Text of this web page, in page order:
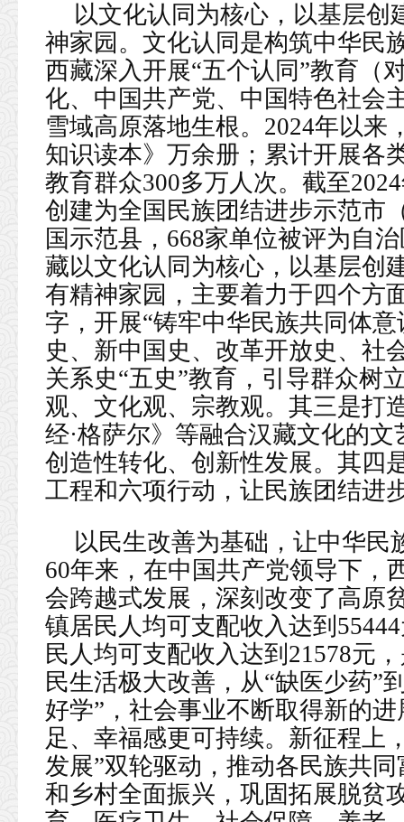
以文化认同为核心，以基层创
神家园。文化认同是构筑中华民
西藏深入开展“五个认同”教育（
化、中国共产党、中国特色社会
雪域高原落地生根。2024年以来
知识读本》万余册；累计开展各
教育群众300多万人次。截至
创建为全国民族团结进步示范市
国示范县，668家单位被评为自
藏以文化认同为核心，以基层创
有精神家园，主要着力于四个方
字，开展“铸牢中华民族共同体
史、新中国史、改革开放史、社
关系史“五史”教育，引导群众树
观、文化观、宗教观。其三是打
经·格萨尔》等融合汉藏文化的
创造性转化、创新性发展。其四
工程和六项行动，让民族团结进
以民生改善为基础，让中华民
60年来，在中国共产党领导下，
会跨越式发展，深刻改变了高原
镇居民人均可支配收入达到
民人均可支配收入达到21578元
民生活极大改善，从“缺医少药”
好学”，社会事业不断取得新的
足、幸福感更可持续。新征程上
发展”双轮驱动，推动各民族共
和乡村全面振兴，巩固拓展脱贫